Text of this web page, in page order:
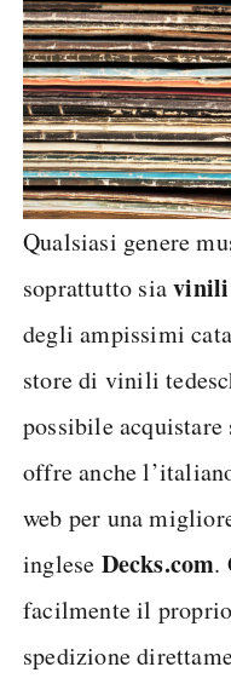
Qualsiasi genere
soprattutto siavinili
degli ampissimi
store di vinili
possibile acquistare
offre anche
web per una
inglese Decks.com.
facilmente il
spedizione